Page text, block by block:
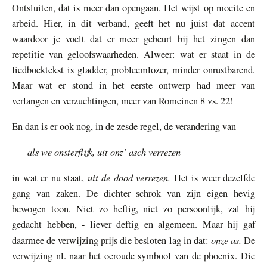
Ontsluiten, dat is meer dan opengaan. Het wijst op moeite en
arbeid. Hier, in dit verband, geeft het nu juist dat accent
waardoor je voelt dat er meer gebeurt bij het zingen dan
repetitie van geloofswaarheden. Alweer: wat er staat in de
liedboektekst is gladder, probleemlozer, minder onrustbarend.
Maar wat er stond in het eerste ontwerp had meer van
verlangen en verzuchtingen, meer van Romeinen 8 vs. 22!
En dan is er ook nog, in de zesde regel, de verandering van
als we onsterflijk, uit onz’ asch verrezen
in wat er nu staat, uit de dood verrezen. Het is weer dezelfde
gang van zaken. De dichter schrok van zijn eigen hevig
bewogen toon. Niet zo heftig, niet zo persoonlijk, zal hij
gedacht hebben, - liever deftig en algemeen. Maar hij gaf
daarmee de verwijzing prijs die besloten lag in dat: onze as.De
verwijzing nl. naar het oeroude symbool van de phoenix. Die